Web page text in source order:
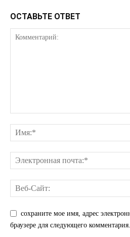
О нас
Связаться с нами
Политика конфиденциальности
Отказ от ответственности
Мой аккаунт
Контакты
ОСТАВЬТЕ ОТВЕТ
сохраните мое имя, адрес
браузере для следующего комментария.